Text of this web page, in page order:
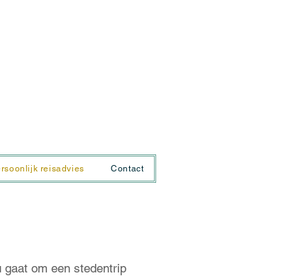
reisadvies Contact
om een stedentrip